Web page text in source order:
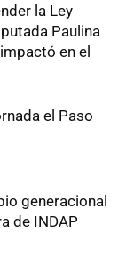
la Ley
Paulina
en el
el Paso
generacional
de INDAP